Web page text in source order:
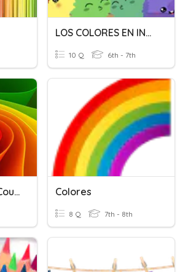
LOS COLORES EN INGLÉS
10 Q 6th - 7th
Los Colores/Les Couleurs Colores
8 Q 7th - 8th